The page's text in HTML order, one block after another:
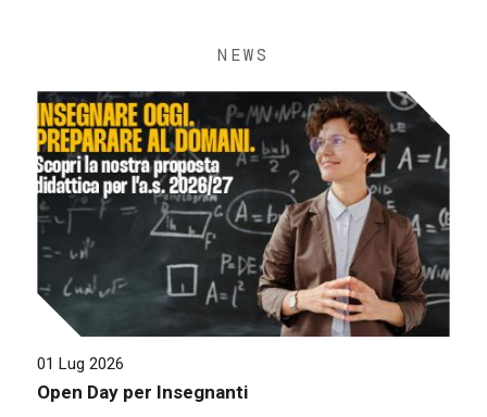
NEWS
01 Lug 2026
Open Day per Insegnanti